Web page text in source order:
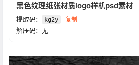
黑色纹理纸张材质logo样机psd素材
提取码： kg2y 复制
解压码：无